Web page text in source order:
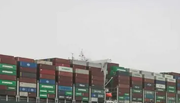
tiết lộ những thói quen duy trì suốt nhiều
làm tăng vọt, lộ diện 'ngành hot'
ở mức cao